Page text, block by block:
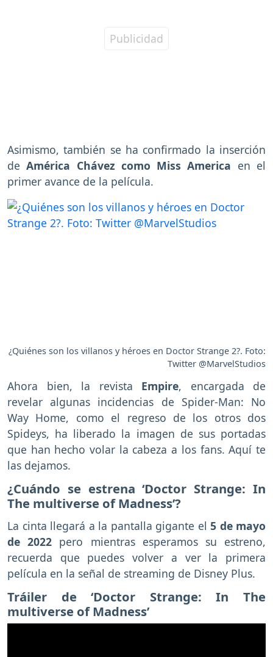
Asimismo, también se ha confirmado la inserción
deAmérica Chávez como Miss America en el
primer avance de la película.
¿Quiénes son los villanos y héroes en Doctor Strange 2?. Foto:
Twitter @MarvelStudios
Ahora bien, la revista Empire, encargada de
revelar algunas incidencias de Spider-Man: No
Way Home, como el regreso de los otros dos
Spideys, ha liberado la imagen de sus portadas
que han hecho volar la cabeza a los fans. Aquí te
las dejamos.
¿Cuándo se estrena ‘Doctor Strange: In
The multiverse of Madness’?
La cinta llegará a la pantalla gigante el 5 de mayo
de 2022 pero mientras esperamos su estreno,
recuerda que puedes volver a ver la primera
película en la señal de streaming de Disney Plus.
Tráiler de ‘Doctor Strange: In The
multiverse of Madness’